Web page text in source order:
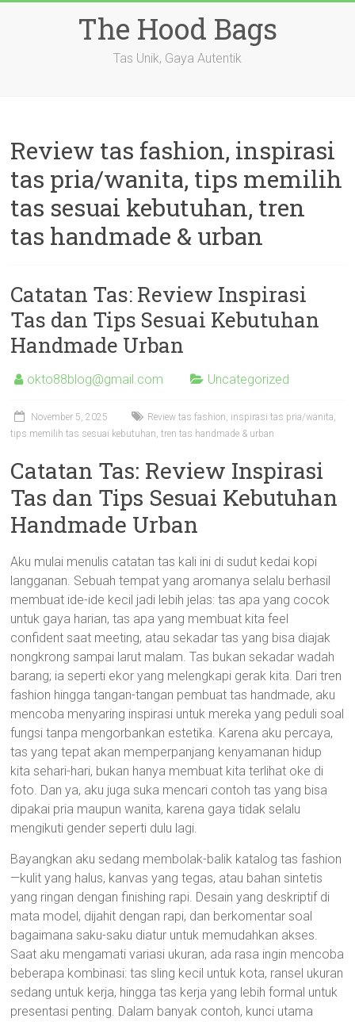
The Hood Bags
Tas Unik, Gaya Autentik
Review tas fashion, inspirasi
tas pria/wanita, tips memilih
tas sesuai kebutuhan, tren
tas handmade & urban
Catatan Tas: Review Inspirasi
Tas dan Tips Sesuai Kebutuhan
Handmade Urban
okto88blog@gmail.com Uncategorized
November 5, 2025
Review tas fashion, inspirasi tas pria/wanita,
tips memilih tas sesuai kebutuhan, tren tas handmade & urban
Catatan Tas: Review Inspirasi
Tas dan Tips Sesuai Kebutuhan
Handmade Urban
Aku mulai menulis catatan tas kali ini di sudut kedai kopi
langganan. Sebuah tempat yang aromanya selalu berhasil
membuat ide-ide kecil jadi lebih jelas: tas apa yang cocok
untuk gaya harian, tas apa yang membuat kita feel
confident saat meeting, atau sekadar tas yang bisa diajak
nongkrong sampai larut malam. Tas bukan sekadar wadah
barang; ia seperti ekor yang melengkapi gerak kita. Dari tren
fashion hingga tangan-tangan pembuat tas handmade, aku
mencoba menyaring inspirasi untuk mereka yang peduli soal
fungsi tanpa mengorbankan estetika. Karena aku percaya,
tas yang tepat akan memperpanjang kenyamanan hidup
kita sehari-hari, bukan hanya membuat kita terlihat oke di
foto. Dan ya, aku juga suka mencari contoh tas yang bisa
dipakai pria maupun wanita, karena gaya tidak selalu
mengikuti gender seperti dulu lagi.
Bayangkan aku sedang membolak-balik katalog tas fashion
—kulit yang halus, kanvas yang tegas, atau bahan sintetis
yang ringan dengan finishing rapi. Desain yang deskriptif di
mata model, dijahit dengan rapi, dan berkomentar soal
bagaimana saku-saku diatur untuk memudahkan akses.
Saat aku mengamati variasi ukuran, ada rasa ingin mencoba
beberapa kombinasi: tas sling kecil untuk kota, ransel ukuran
sedang untuk kerja, hingga tas kerja yang lebih formal untuk
presentasi penting. Dalam banyak contoh, kunci utama